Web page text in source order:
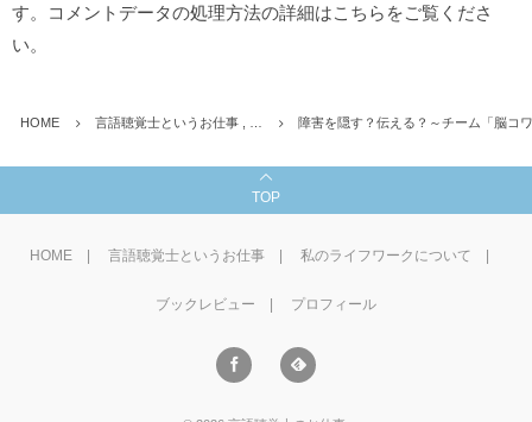
す。
コメントデータの処理方法の詳細はこちらをご覧くださ
い。
HOME 言語聴覚士というお仕事 , … 障害を隠す？伝える？～チーム「脳コ
TOP
HOME 言語聴覚士というお仕事 私のライフワークについて
ブックレビュー プロフィール